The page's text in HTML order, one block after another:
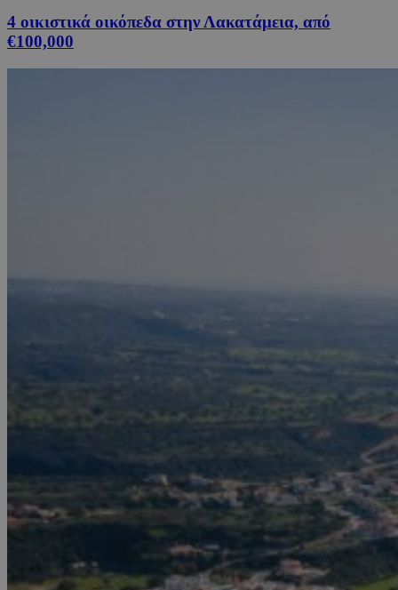
4 οικιστικά οικόπεδα στην Λακατάμεια, από
€100,000